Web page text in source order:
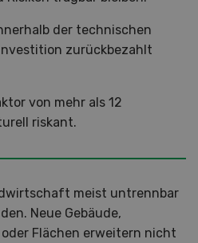
der technischen
zurückbezahlt
von mehr als 12
riskant.
meist untrennbar
Neue Gebäude,
Flächen erweitern nicht